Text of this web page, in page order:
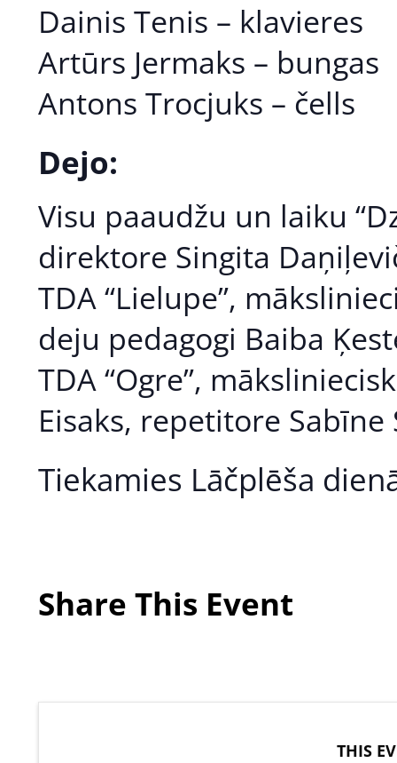
Dainis Tenis – klavieres
Artūrs Jermaks – bungas
Antons Trocjuks – čells
Dejo:
Visu paaudžu un laiku
direktore Singita
TDA “Lielupe”,
deju pedagogi Baiba
TDA “Ogre”,
Eisaks, repetitore Sabīne
Tiekamies Lāčplēša
Share This Event
THIS